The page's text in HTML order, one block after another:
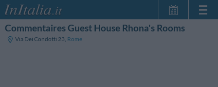
Page d'Accueil
Commentaires Guest House Rhona's Rooms
Via Dei Condotti 23, Rome